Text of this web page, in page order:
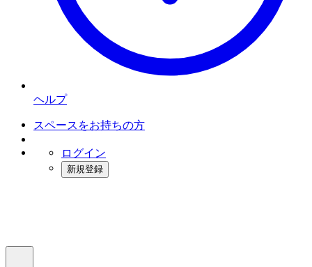
ヘルプ
スペースをお持ちの方
ログイン
新規登録